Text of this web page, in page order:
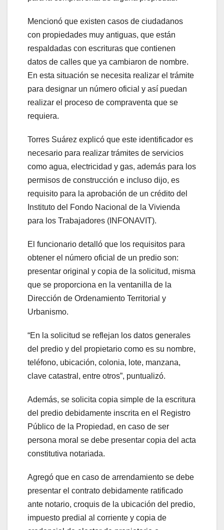
Mencionó que existen casos de ciudadanos
con propiedades muy antiguas, que están
respaldadas con escrituras que contienen
datos de calles que ya cambiaron de nombre.
En esta situación se necesita realizar el trámite
para designar un número oficial y así puedan
realizar el proceso de compraventa que se
requiera.
Torres Suárez explicó que este identificador es
necesario para realizar trámites de servicios
como agua, electricidad y gas, además para los
permisos de construcción e incluso dijo, es
requisito para la aprobación de un crédito del
Instituto del Fondo Nacional de la Vivienda
para los Trabajadores (INFONAVIT).
El funcionario detalló que los requisitos para
obtener el número oficial de un predio son:
presentar original y copia de la solicitud, misma
que se proporciona en la ventanilla de la
Dirección de Ordenamiento Territorial y
Urbanismo.
“En la solicitud se reflejan los datos generales
del predio y del propietario como es su nombre,
teléfono, ubicación, colonia, lote, manzana,
clave catastral, entre otros”, puntualizó.
Además, se solicita copia simple de la escritura
del predio debidamente inscrita en el Registro
Público de la Propiedad, en caso de ser
persona moral se debe presentar copia del acta
constitutiva notariada.
Agregó que en caso de arrendamiento se debe
presentar el contrato debidamente ratificado
ante notario, croquis de la ubicación del predio,
impuesto predial al corriente y copia de